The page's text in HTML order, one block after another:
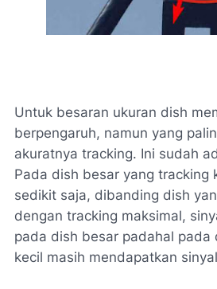
Untuk besaran ukuran dish
berpengaruh, namun yang
akuratnya tracking. Ini sudah
Pada dish besar yang tracking
sedikit saja, dibanding dish
dengan tracking maksimal,
pada dish besar padahal pada
kecil masih mendapatkan